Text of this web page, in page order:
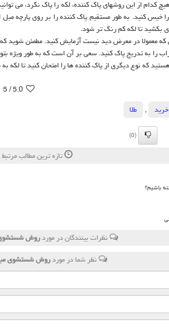
را خیس کنید. به طور مستقیم پاک کننده را بر روی پارچه
بکشید تا لکه کم رنگ تر شود.
معمولا در معرض دید نیست آزمایش کنید. مطمئن شوید
به تدریج پاک کنید. سعی بر آن است که به طور ویژه
که نوع دیگری از پاک کننده ها را امتحان کنید تا لکه به
5.0
/ 5
خرید ,
طلا
(0)
تازه ترین مطالب مرتبط
باشیم؟
نظرات بینندگان در موردروش شستشوی
نظر شما در موردروش شستشوی